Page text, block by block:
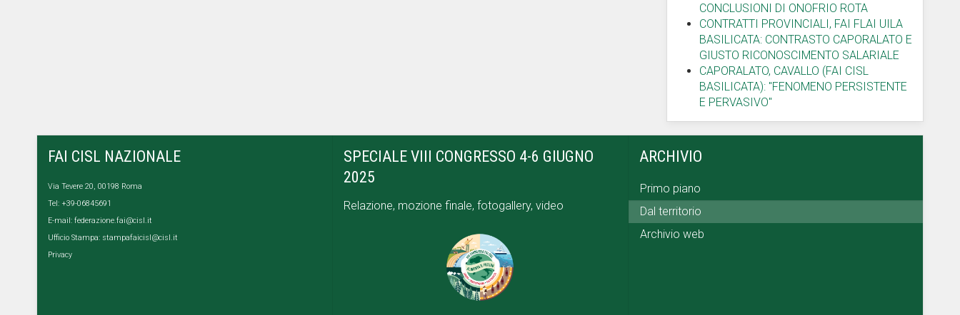
CONCLUSIONI DI ONOFRIO ROTA
CONTRATTI PROVINCIALI, FAI FLAI UILA
BASILICATA: CONTRASTO CAPORALATO E
GIUSTO RICONOSCIMENTO SALARIALE
CAPORALATO, CAVALLO (FAI CISL
BASILICATA): "FENOMENO PERSISTENTE
E PERVASIVO"
FAI CISL NAZIONALE
Via Tevere 20, 00198 Roma
Tel: +39-06845691
E-mail: federazione.fai@cisl.it
Ufficio Stampa: stampafaicisl@cisl.it
Privacy
SPECIALE VIII CONGRESSO 4-6 GIUGNO
2025
Relazione, mozione finale, fotogallery, video
ARCHIVIO
Primo piano
Dal territorio
Archivio web